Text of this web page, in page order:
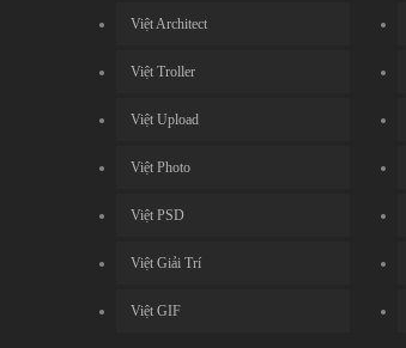
Việt Architect
Việt Troller
Việt Upload
Việt Photo
Việt PSD
Việt Giải Trí
Việt GIF